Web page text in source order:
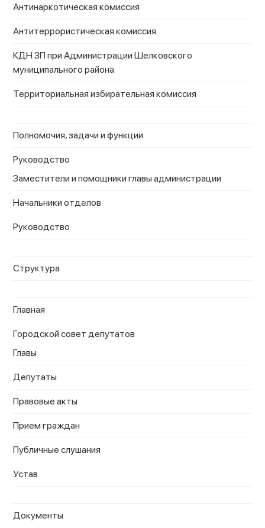
Антинаркотическая комиссия
Антитеррористическая комиссия
КДН ЗП при Администрации Шелковского
муниципального района
Территориальная избирательная комиссия
Полномочия, задачи и функции
Руководство
Заместители и помощники главы администрации
Начальники отделов
Руководство
Структура
Главная
Городской совет депутатов
Главы
Депутаты
Правовые акты
Прием граждан
Публичные слушания
Устав
Документы